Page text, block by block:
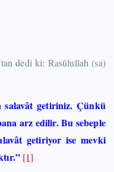
dedi ki: Rasûlullah (sa)
salavât getiriniz. Çünkü
arz edilir. Bu sebeple
getiriyor ise mevki
[1]